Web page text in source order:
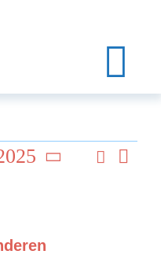
ÜBER UNS
Suche
Foto